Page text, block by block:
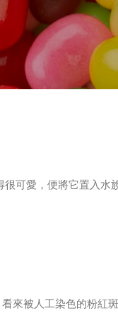
很可愛，便將它置入水
來被人工染色的粉紅